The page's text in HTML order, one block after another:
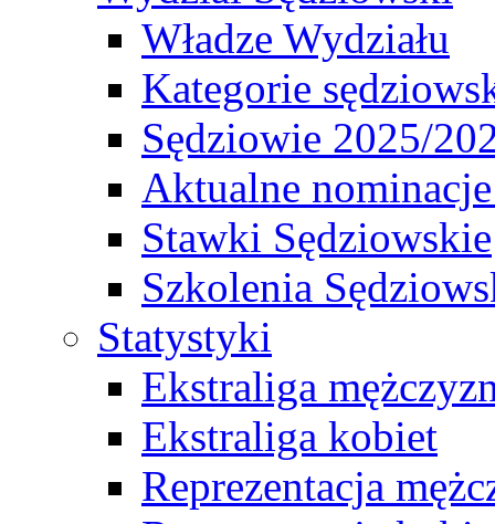
Władze Wydziału
Kategorie
Sędziowie 2025/
Aktualne
Stawki Sędziowskie
Szkolenia
Statystyki
Ekstraliga
Ekstraliga kobiet
Reprezentacja